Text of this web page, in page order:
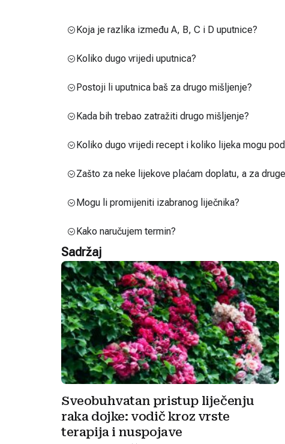
Koja je razlika između A, B, C i D uputnice?
Koliko dugo vrijedi uputnica?
Postoji li uputnica baš za drugo mišljenje?
Kada bih trebao zatražiti drugo mišljenje?
Koliko dugo vrijedi recept i koliko lijeka mogu
Zašto za neke lijekove plaćam doplatu, a za
Mogu li promijeniti izabranog liječnika?
Kako naručujem termin?
Sadržaj
Sveobuhvatan pristup liječenju
raka dojke: vodič kroz vrste
terapija i nuspojave